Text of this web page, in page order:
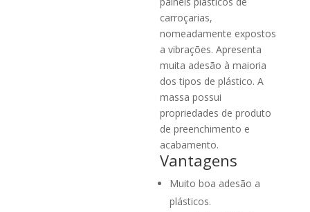
carroçarias,
nomeadamente expostos
a vibrações. Apresenta
muita adesão à maioria
dos tipos de plástico. A
massa possui
propriedades de produto
de preenchimento e
acabamento.
Vantagens
Muito boa adesão a
plásticos.